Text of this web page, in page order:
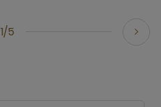
1/5